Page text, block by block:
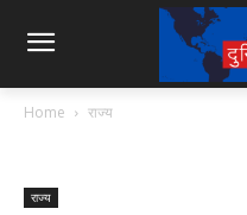
Home राज्य
राज्य